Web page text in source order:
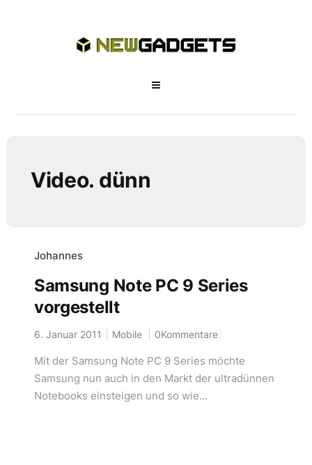
Video. dünn
Johannes
Samsung Note PC 9 Series
vorgestellt
6. Januar 2011 Mobile 0Kommentare
Mit der Samsung Note PC 9 Series möchte
Samsung nun auch in den Markt der ultradünnen
Notebooks einsteigen und so wie...